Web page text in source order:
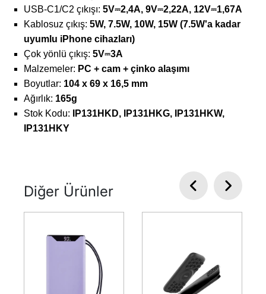
USB-C1/C2 çıkışı: 5V⎓2,4A, 9V⎓2,22A, 12V⎓1,67A
Kablosuz çıkış: 5W, 7.5W, 10W, 15W (7.5W'a kadar
uyumlu iPhone cihazları)
Çok yönlü çıkış: 5V⎓3A
Malzemeler: PC + cam + çinko alaşımı
Boyutlar: 104 x 69 x 16,5 mm
Ağırlık: 165g
Stok Kodu:
IP131HKD, IP131HKG, IP131HKW,
IP131HKY
Diğer Ürünler